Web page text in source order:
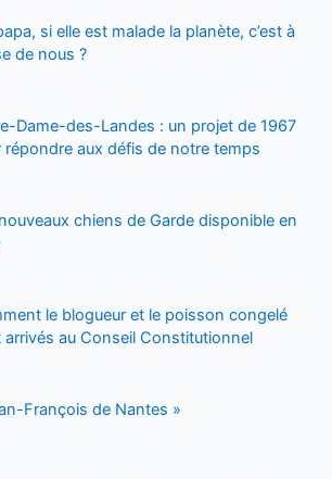
si elle est malade la planète, c’est à
de nous ?
Dame-des-Landes : un projet de 1967
répondre aux défis de notre temps
chiens de Garde disponible en
le blogueur et le poisson congelé
arrivés au Conseil Constitutionnel
François de Nantes »